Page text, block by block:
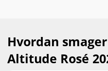
Hvordan
Altitude Rosé